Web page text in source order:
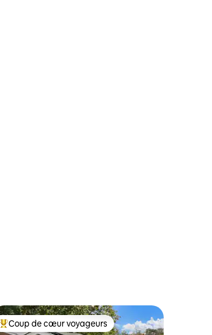
Coups de cœur voyageurs les plus appréciés
Coup de cœur voyageurs